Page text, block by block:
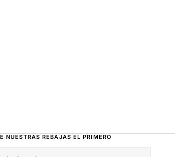
NUESTRAS REBAJAS EL PRIMERO